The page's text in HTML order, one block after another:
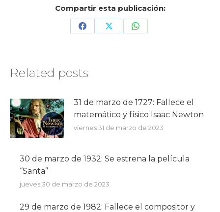
Compartir esta publicación:
Share Share Share
Related posts
31 de marzo de 1727: Fallece el
matemático y físico Isaac Newton
viernes 31 de marzo de 2023
30 de marzo de 1932: Se estrena la película
“Santa”
jueves 30 de marzo de 2023
29 de marzo de 1982: Fallece el compositor y